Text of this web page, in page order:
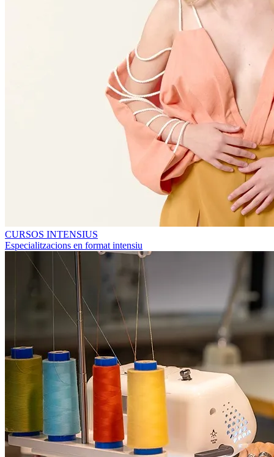
CURSOS INTENSIUS
Especialitzacions en format intensiu